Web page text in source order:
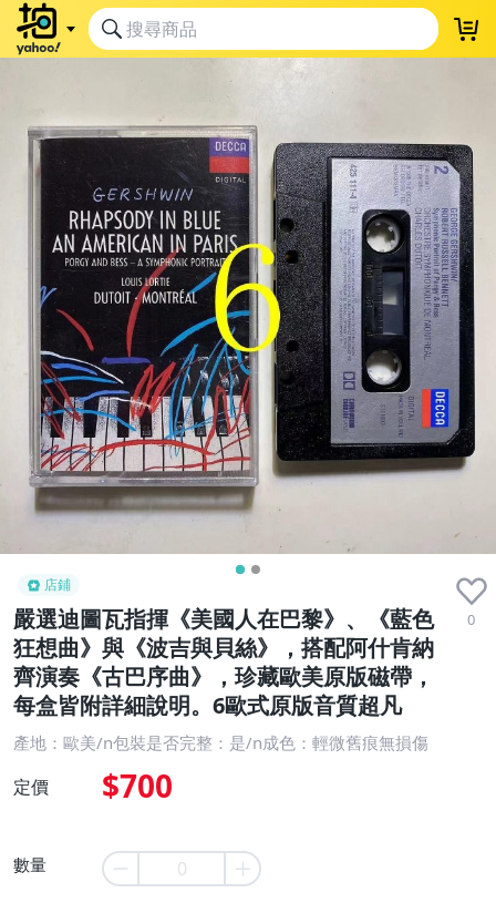
店鋪
嚴選迪圖瓦指揮《美國人在巴黎》、《藍色
狂想曲》與《波吉與貝絲》，搭配阿什肯納
齊演奏《古巴序曲》，珍藏歐美原版磁帶，
每盒皆附詳細說明。6歐式原版音質超凡
0
產地：歐美/n包裝是否完整：是/n成色：輕微舊痕無損傷
定價 $700
數量